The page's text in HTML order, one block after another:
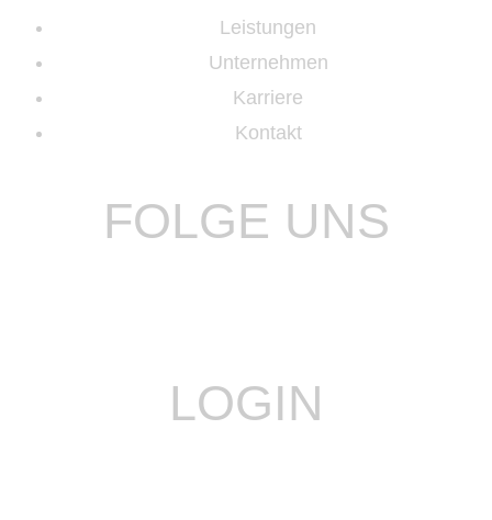
Leistungen
Unternehmen
Karriere
Kontakt
FOLGE UNS
LOGIN